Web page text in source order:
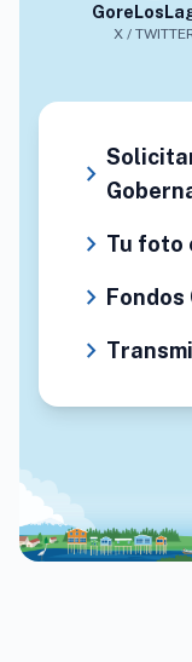
X /
chevron_right
chevron_right Tu foto
chevron_right Fondos
chevron_right